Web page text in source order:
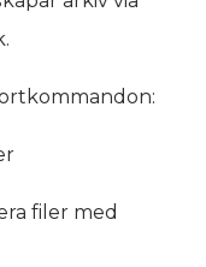
filer med